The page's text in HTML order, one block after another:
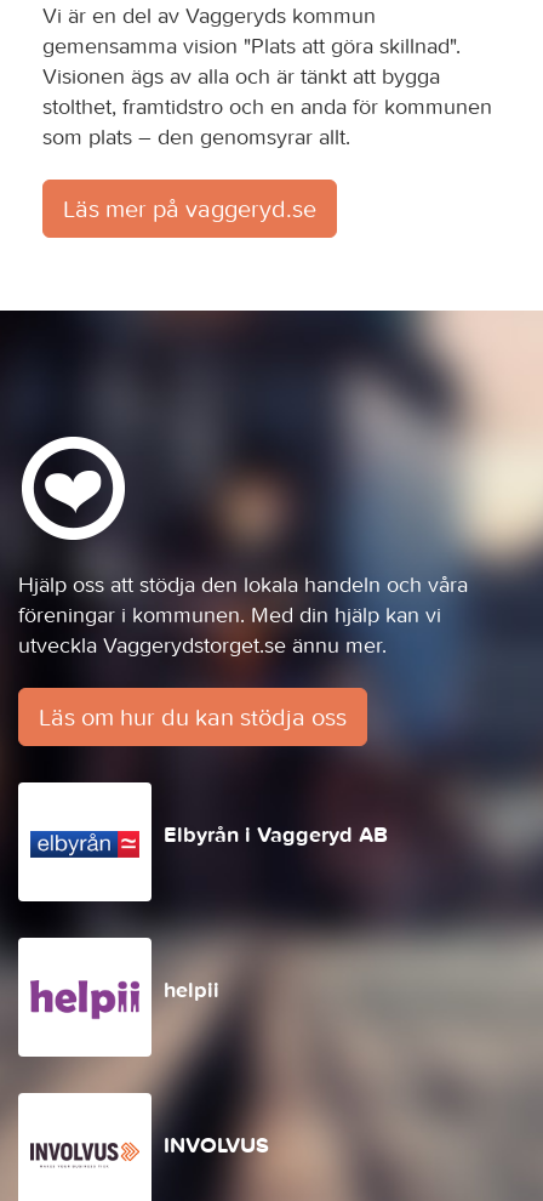
Vi är en del av Vaggeryds kommun
gemensamma vision "Plats att göra skillnad".
Visionen ägs av alla och är tänkt att bygga
stolthet, framtidstro och en anda för kommunen
som plats – den genomsyrar allt.
Läs mer på vaggeryd.se
Hjälp oss att stödja den lokala handeln och våra
föreningar i kommunen. Med din hjälp kan vi
utveckla Vaggerydstorget.se ännu mer.
Läs om hur du kan stödja oss
Elbyrån i Vaggeryd AB
helpii
INVOLVUS